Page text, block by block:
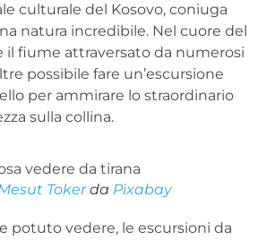
culturale del Kosovo, coniuga
natura incredibile. Nel cuore del
il fiume attraversato da numerosi
possibile fare un’escursione
per ammirare lo straordinario
sulla collina.
Tokerda Pixabay
potuto vedere, le escursioni da